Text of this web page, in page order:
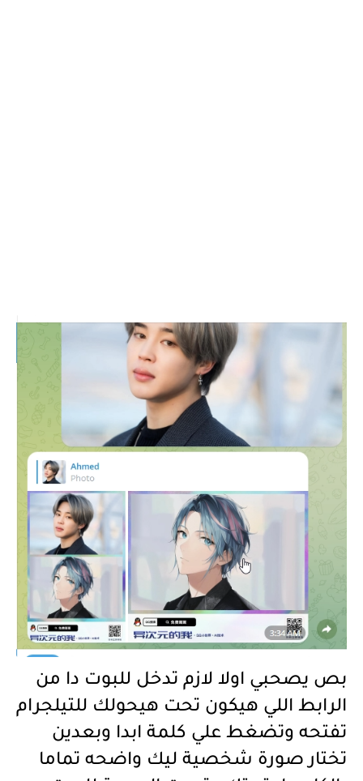
بص يصحبي اولا لازم تدخل للبوت دا من
الرابط اللي هيكون تحت هيحولك للتيلجرام
تفتحه وتضغط علي كلمة ابدا وبعدين
تختار صورة شخصية ليك واضحه تماما